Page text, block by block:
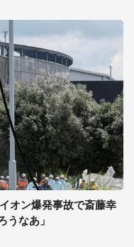
オン爆発事故で斎藤幸
うなあ」